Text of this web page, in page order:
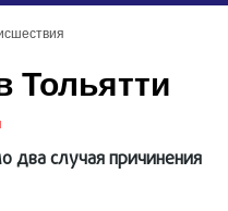
Тольятти
два случая причинения